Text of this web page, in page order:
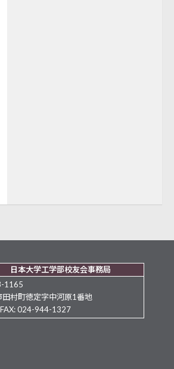
日本大学工学部校友会事務局
1165
田村町徳定字中河原1番地
FAX: 024-944-1327